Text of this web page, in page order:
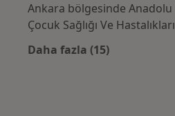
Ankara bölgesinde
Çocuk Sağlığı Ve
Daha fazla (15)